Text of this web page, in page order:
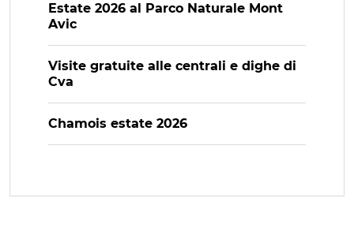
Estate 2026 al Parco Naturale Mont
Avic
Visite gratuite alle centrali e dighe di
Cva
Chamois estate 2026